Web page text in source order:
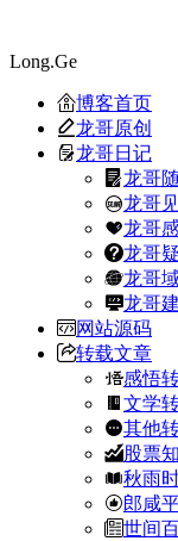
Long.Ge
博客首页
龙哥原创
龙哥日记
龙哥
龙哥
龙哥
龙哥
龙哥
龙哥
网站源码
转载文章
感悟
文学
其他
股票
秋雨
郎咸
世间